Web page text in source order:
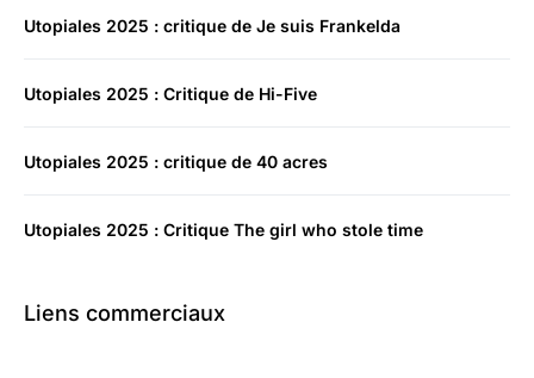
Utopiales 2025 : critique de Je suis Frankelda
Utopiales 2025 : Critique de Hi-Five
Utopiales 2025 : critique de 40 acres
Utopiales 2025 : Critique The girl who stole time
Liens commerciaux